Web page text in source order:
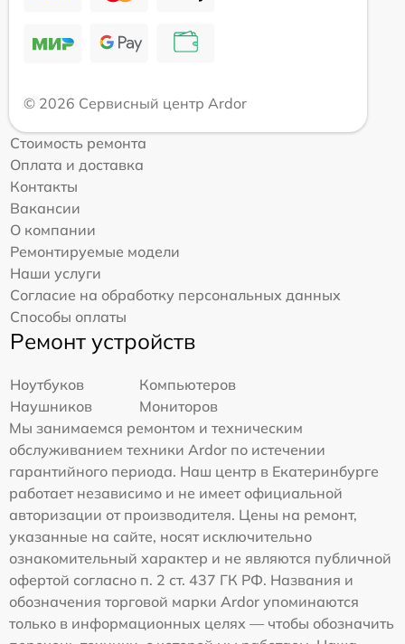
© 2026 Сервисный центр Ardor
Стоимость ремонта
Оплата и доставка
Контакты
Вакансии
О компании
Ремонтируемые модели
Наши услуги
Согласие на обработку персональных данных
Способы оплаты
Ремонт устройств
Ноутбуков
Компьютеров
Наушников
Мониторов
Мы занимаемся ремонтом и техническим
обслуживанием техники Ardor по истечении
гарантийного периода. Наш центр в Екатеринбурге
работает независимо и не имеет официальной
авторизации от производителя. Цены на ремонт,
указанные на сайте, носят исключительно
ознакомительный характер и не являются публичной
офертой согласно п. 2 ст. 437 ГК РФ. Названия и
обозначения торговой марки Ardor упоминаются
только в информационных целях — чтобы обозначить